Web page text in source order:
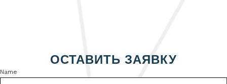
ОСТАВИТЬ ЗАЯВКУ
Name